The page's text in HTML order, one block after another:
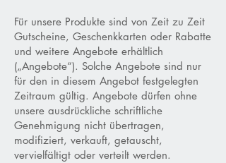
Für unsere Produkte sind von Zeit zu Zeit
Gutscheine, Geschenkkarten oder Rabatte
und weitere Angebote erhältlich
(„Angebote“). Solche Angebote sind nur
für den in diesem Angebot festgelegten
Zeitraum gültig. Angebote dürfen ohne
unsere ausdrückliche schriftliche
Genehmigung nicht übertragen,
modifiziert, verkauft, getauscht,
vervielfältigt oder verteilt werden.